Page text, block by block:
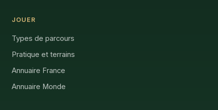
JOUER
Types de parcours
Pratique et terrains
Annuaire France
Annuaire Monde